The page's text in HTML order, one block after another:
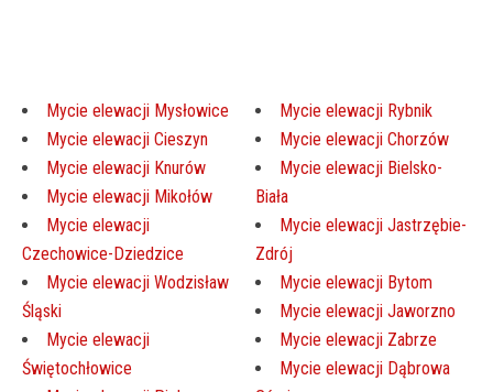
Mycie elewacji Mysłowice
Mycie elewacji Cieszyn
Mycie elewacji Knurów
Mycie elewacji Mikołów
Mycie elewacji
Czechowice-Dziedzice
Mycie elewacji Wodzisław
Śląski
Mycie elewacji
Świętochłowice
Mycie elewacji Rybnik
Mycie elewacji Chorzów
Mycie elewacji Bielsko-
Biała
Mycie elewacji Jastrzębie-
Zdrój
Mycie elewacji Bytom
Mycie elewacji Jaworzno
Mycie elewacji Zabrze
Mycie elewacji Dąbrowa